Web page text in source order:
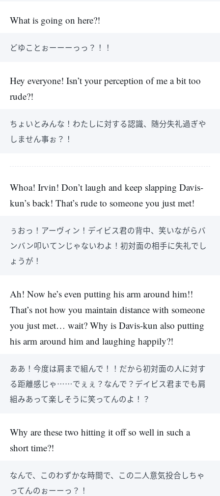
What is going on here?!
どゆことぉーーーっっ？！！
Hey everyone! Isn’t your perception of me a bit too
rude?!
ちょいとみんな！わたしに対する認識、随分失礼過ぎや
しません事ぉ？！
Whoa! Irvin! Don’t laugh and keep slapping Davis-
kun’s back! That’s rude to someone you just met!
ぅおっ！アーヴィン！デイビス君の背中、笑いながらバ
ンバン叩いてンじゃないわよ！初対面の相手に失礼でし
ょうが！
Ah! Now he’s even putting his arm around him!!
That’s not how you maintain distance with someone
you just met… wait? Why is Davis-kun also putting
his arm around him and laughing happily?!
ああ！今度は肩まで組んで！！だから初対面の人に対す
る距離感じゃ……でぇぇ？なんで？デイビス君までも肩
組みあって楽しそうに笑ってんのよ！？
Why are these two hitting it off so well in such a
short time?!
なんで、このわずかな時間で、この二人意気投合しちゃ
ってんのぉーーっ？！